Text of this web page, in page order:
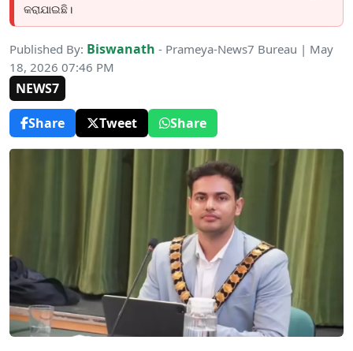
କରାଯାଇଛି।
Published By: Biswanath - Prameya-News7 Bureau | May
18, 2026 07:46 PM
NEWS7
Share
Tweet Share